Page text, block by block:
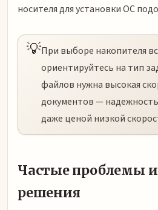
носителя для установки ОС
💡При выборе накопителя
ориентируйтесь на тип
файлов нужна высокая
документов —
даже ценой низкой
Частые проблемы
решения